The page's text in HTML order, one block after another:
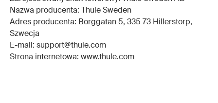
Nazwa producenta: Thule Sweden
Adres producenta: Borggatan 5, 335 73 Hillerstorp,
Szwecja
E-mail: support@thule.com
Strona internetowa: www.thule.com